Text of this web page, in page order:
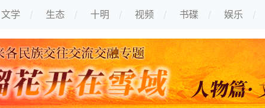
文学 生态 十明 视频 书碟 娱乐